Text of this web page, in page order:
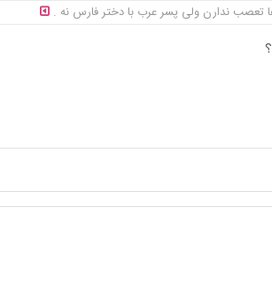
تعصب ندارن ولی پسر عرب با دختر فارس نه .